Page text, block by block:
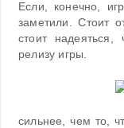
Если, конечно,
заметили. Стоит
стоит
релизу игры.
сильнее, чем то,